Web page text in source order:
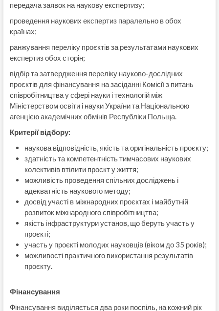
передача заявок на наукову експертизу;
проведення наукових експертиз паралельно в обох
країнах;
ранжування переліку проєктів за результатами наукових
експертиз обох сторін;
відбір та затвердження переліку науково-дослідних
проєктів для фінансування на засіданні Комісії з питань
співробітництва у сфері науки і технологій між
Міністерством освіти і науки України та Національною
агенцією академічних обмінів Республіки Польща.
Критерії відбору:
наукова відповідність, якість та оригінальність проєкту;
здатність та компетентність тимчасових наукових
колективів втілити проєкт у життя;
можливість проведення спільних досліджень і
адекватність наукового методу;
досвід участі в міжнародних проєктах і майбутній
розвиток міжнародного співробітництва;
якість інфраструктури установ, що беруть участь у
проєкті;
участь у проєкті молодих науковців (віком до 35 років);
можливості практичного використання результатів
проєкту.
Фінансування
Фінансування виділяється два роки поспіль, на кожний рік